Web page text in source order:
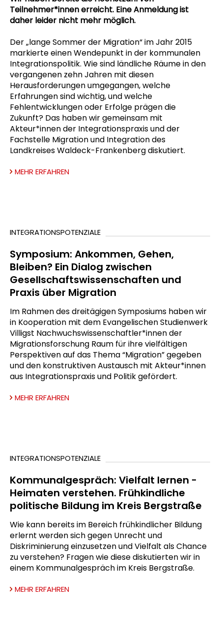
Teilnehmer*innen erreicht. Eine Anmeldung ist
daher leider nicht mehr möglich.
Der „lange Sommer der Migration“ im Jahr 2015
markierte einen Wendepunkt in der kommunalen
Integrationspolitik. Wie sind ländliche Räume in den
vergangenen zehn Jahren mit diesen
Herausforderungen umgegangen, welche
Erfahrungen sind wichtig, und welche
Fehlentwicklungen oder Erfolge prägen die
Zukunft? Das haben wir gemeinsam mit
Akteur*innen der Integrationspraxis und der
Fachstelle Migration und Integration des
Landkreises Waldeck-Frankenberg diskutiert.
MEHR ERFAHREN
INTEGRATIONSPOTENZIALE
Symposium: Ankommen, Gehen,
Bleiben? Ein Dialog zwischen
Gesellschaftswissenschaften und
Praxis über Migration
Im Rahmen des dreitägigen Symposiums haben wir
in Kooperation mit dem Evangelischen Studienwerk
Villigst Nachwuchswissenschaftler*innen der
Migrationsforschung Raum für ihre vielfältigen
Perspektiven auf das Thema “Migration” gegeben
und den konstruktiven Austausch mit Akteur*innen
aus Integrationspraxis und Politik gefördert.
MEHR ERFAHREN
INTEGRATIONSPOTENZIALE
Kommunalgespräch: Vielfalt lernen -
Heimaten verstehen. Frühkindliche
politische Bildung im Kreis Bergstraße
Wie kann bereits im Bereich frühkindlicher Bildung
erlernt werden sich gegen Unrecht und
Diskriminierung einzusetzen und Vielfalt als Chance
zu verstehen? Fragen wie diese diskutierten wir in
einem Kommunalgespräch im Kreis Bergstraße.
MEHR ERFAHREN